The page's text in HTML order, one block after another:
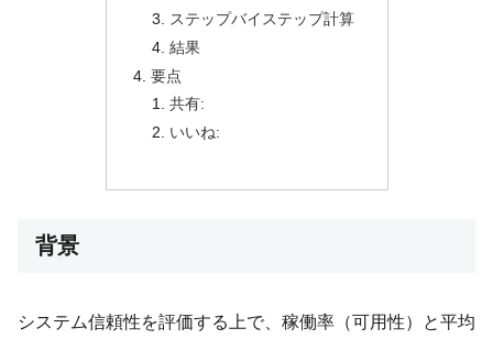
ステップバイステップ計算
結果
要点
共有:
いいね:
背景
システム信頼性を評価する上で、稼働率（可用性）と平均